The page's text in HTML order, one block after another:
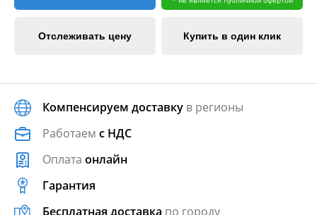
Отслеживать цену Купить в один клик
Компенсируем доставку в регионы
Работаем с НДС
Оплата онлайн
Гарантия
Бесплатная доставка по городу